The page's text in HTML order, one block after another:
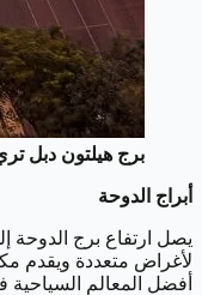
برج هيلتون دبل
أبراج الدوحة
أفضل المعالم السياحية في